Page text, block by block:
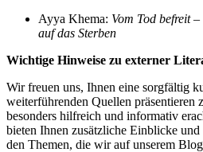
Ayya Khema: Vom Tod befreit
auf das Sterben
Wichtige Hinweise zu externer
Wir freuen uns, Ihnen eine sorgfältig
weiterführenden Quellen präsentieren
besonders hilfreich und informativ
bieten Ihnen zusätzliche Einblicke
den Themen, die wir auf unserem